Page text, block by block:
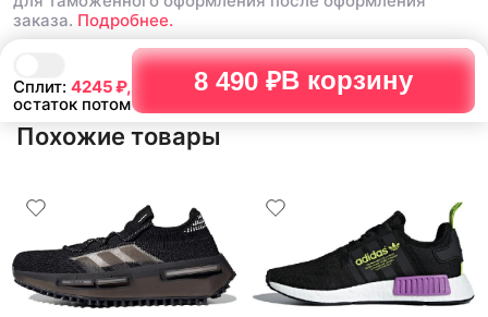
Сплит: 4245₽,
остаток потом
8 490 ₽В корзину
заказа. Подробнее.
Похожие товары